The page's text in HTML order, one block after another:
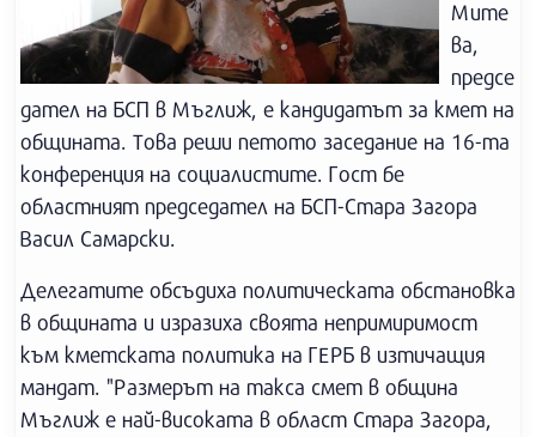
Мите
ва,
предсе
дател на БСП в Мъглиж, е кандидатът за кмет на
общината. Това реши петото заседание на 16-та
конференция на социалистите. Гост бе
областният председател на БСП-Стара Загора
Васил Самарски.
Делегатите обсъдиха политическата обстановка
в общината и изразиха своята непримиримост
към кметската политика на ГЕРБ в изтичащия
мандат. "Размерът на такса смет в община
Мъглиж е най-високата в област Стара Загора,